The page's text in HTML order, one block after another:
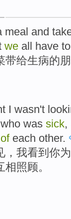
meal and
we all have to
带给生病的
I wasn't
who was sick,
of each other.
，我看到 你为
相照顾。